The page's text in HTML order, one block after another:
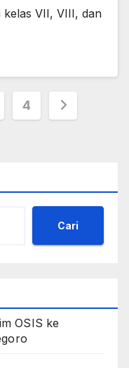
kelas VII, VIII, dan
4
Cari
OSIS ke